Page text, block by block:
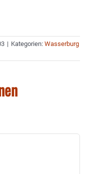
| Kategorien: Wasserburg